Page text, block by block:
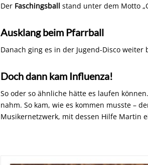
Der Faschingsball stand unter dem Motto
Ausklang beim Pfarrball
Danach ging es in der Jugend-Disco
Doch dann kam Influenza!
So oder so ähnliche hätte es laufen
nahm. So kam, wie es kommen musste –
Musikernetzwerk, mit dessen Hilfe Martin